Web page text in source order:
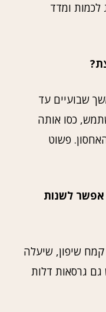
ומדד
שבועיים עד
כסו אותה
פשוט
אפשר לשנות
שיפון, שיעלה
גרסאות דלות